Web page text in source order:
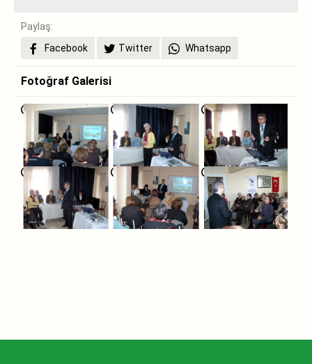
Paylaş:
Facebook
Twitter Whatsapp
Fotoğraf Galerisi